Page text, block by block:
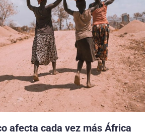
afecta cada vez más África